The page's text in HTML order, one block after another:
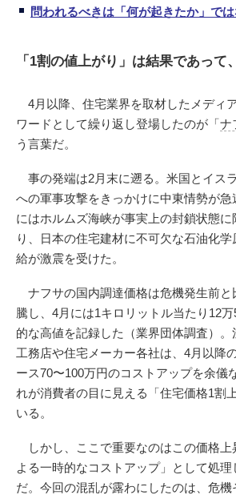
問われるべきは「何が起きたか」では
「1割の値上がり」は結果であって
4月以降、住宅業界を取材したメディ
ワードとして繰り返し登場したのが「ナ
う言葉だ。
事の発端は2月末に遡る。米国とイス
への軍事攻撃をきっかけに中東情勢が急
にはホルムズ海峡が事実上の封鎖状態に
り、日本の住宅建材に不可欠な石油化
給が激震を受けた。
ナフサの国内調達価格は危機発生前と
騰し、4月には1キロリットル当たり12
的な高値を記録した（業界団体調査）。
工務店や住宅メーカー各社は、4月以降
ース70〜100万円のコストアップを余儀
れが消費者の目に見える「住宅価格1割
いる。
しかし、ここで重要なのはこの価格上
よる一時的なコストアップ」として処理
だ。今回の混乱が露わにしたのは、危機